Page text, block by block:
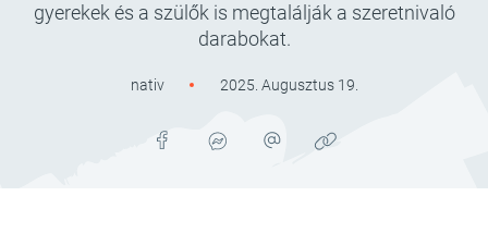
gyerekek és a szülők is megtalálják a szeretnivaló
darabokat.
nativ 2025. Augusztus 19.